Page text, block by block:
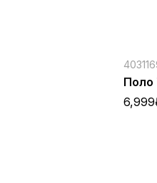
Поло
6,999